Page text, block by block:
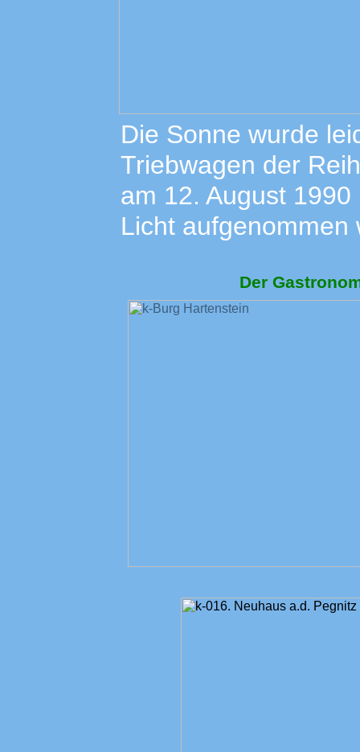
Die Sonne wurde
Triebwagen der
am 12. August
Licht aufgenommen
Der